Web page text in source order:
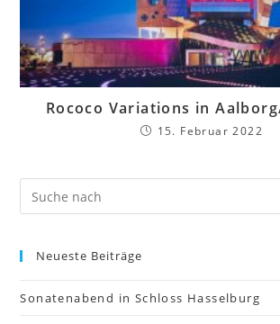
Rococo Variations in
15. Februar 2022
Neueste Beiträge
Sonatenabend in Schloss Hasselburg